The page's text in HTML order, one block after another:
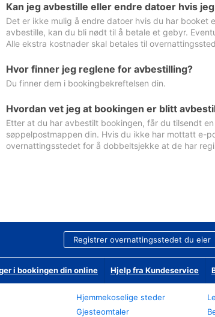
Kan jeg avbestille eller endre datoer hvis
Det er ikke mulig å endre datoer hvis du har
avbestille, kan du bli nødt til å betale et gebyr.
Alle ekstra kostnader skal betales til
Hvor finner jeg reglene for avbestilling?
Du finner dem i bookingbekreftelsen din.
Hvordan vet jeg at bookingen er blitt
Etter at du har avbestilt bookingen, får du tilsendt
søppelpostmappen din. Hvis du ikke har mottatt e-
overnattingsstedet for å dobbeltsjekke at de har
Registrer overnattingsstedet du eier
i bookingen din online Hjelp fra Kundeservice
Hjemmekoselige steder
Gjesteomtaler